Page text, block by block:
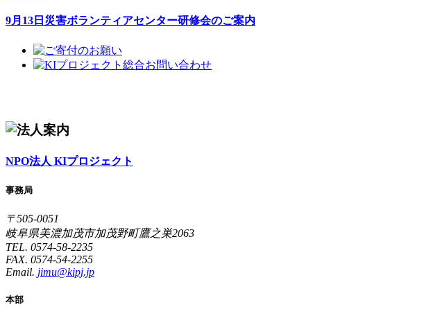
9月13日災害ボランティアセンター研修会のご案内
NPO法人 KIプロジェクト
事務局
〒505-0051
岐阜県美濃加茂市加茂野町鷹之巣2063
TEL. 0574-58-2235
FAX. 0574-54-2255
Email. jimu@kipj.jp
本部